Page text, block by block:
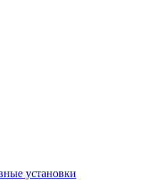
установки